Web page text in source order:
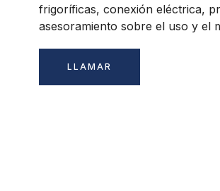
frigoríficas, conexión eléctrica,
asesoramiento sobre el uso y el
LLAMAR